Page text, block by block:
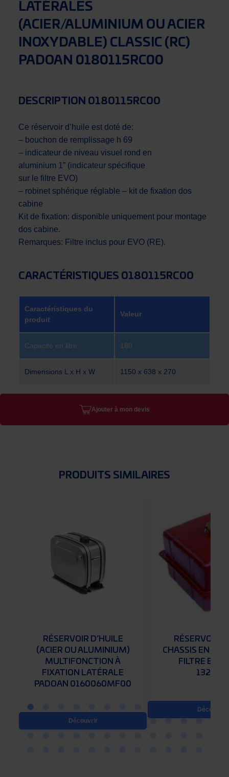
LATÉRALES
(ACIER/ALUMINIUM OU ACIER
INOXYDABLE) CLASSIC (RC)
PADOAN 0180115RC00
DESCRIPTION 0180115RC00
Ce réservoir d’huile est doté de:
– bouchon de remplissage h 69
– indicateur de niveau visuel rond en
aluminium 1” (indicateur spécifique
sur le filtre EVO)
– robinet sphérique réglable – kit de fixation dos
cabine
Kit de fixation: disponible uniquement pour montage
dos cabine.
Remarques: Filtre inclus pour EVO (RE).
CARACTÉRISTIQUES 0180115RC00
Caractéristiques du
produit
Valeur
Capacité en litre 180
Dimensions L x H x W 1150 x 638 x 270
Ajouter à mon devis
PRODUITS SIMILAIRES
RÉSERVOIR D’HUILE
(ACIER OU ALUMINIUM)
MULTIFONCTION À
FIXATION LATÉRALE
PADOAN 0160060MF00
Découvrir
RÉSERVOIR
CHASSIS EN
FILTRE
13250N
Découvrir